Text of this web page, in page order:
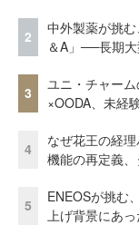
2
中外製薬が挑
＆A」──長期
3
ユニ・チャー
×OODA、未経
4
なぜ花王の経
機能の再定義
5
ENEOSが挑む
上げ背景にあ